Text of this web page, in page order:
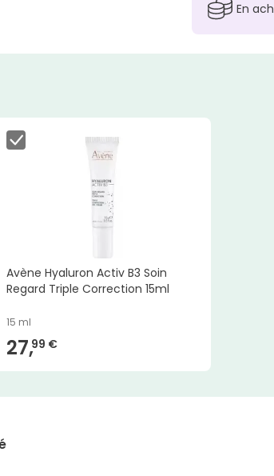
En
Avène Hyaluron Activ B3 Soin
Regard Triple Correction 15ml
15 ml
27,99 €